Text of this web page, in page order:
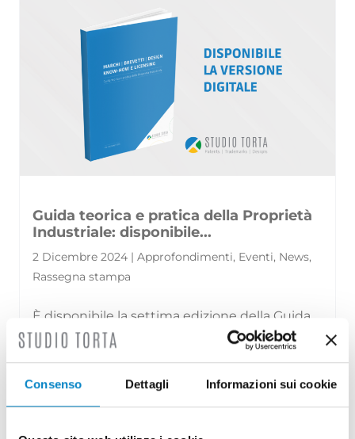
Consenso Dettagli Informazioni sui cookie
Guida teorica e pratica della Proprietà
Industriale: disponibile...
2 Dicembre 2024 | Approfondimenti, Eventi, News,
Rassegna stampa
È disponibile la settima edizione della Guida
teorica e pratica della Proprietà Industriale,